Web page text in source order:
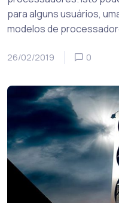
para alguns usuários,
modelos de
26/02/2019 0